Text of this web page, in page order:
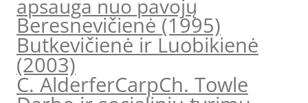
apsauga nuo pavojų
Beresnevičienė (1995)
Butkevičienė ir Luobikienė
(2003)
C. AlderferCarpCh. Towle